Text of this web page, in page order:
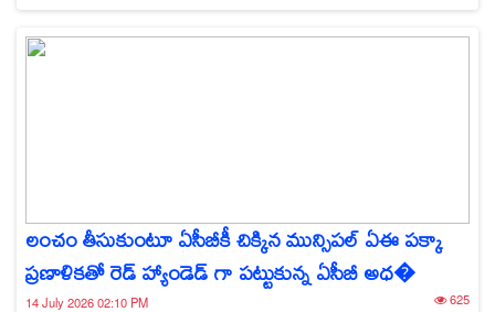
లంచం తీసుకుంటూ ఏసీబీకీ చిక్కిన మున్సిపల్ ఏఈ పక్కా
ప్రణాళికతో రెడ్ హ్యాండెడ్ గా పట్టుకున్న ఏసీబీ అధ�
14 July 2026 02:10 PM 625